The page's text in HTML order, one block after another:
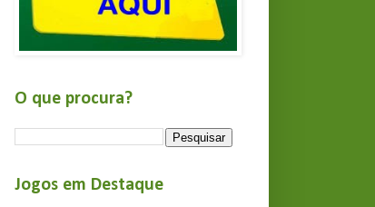
O que procura?
Jogos em Destaque